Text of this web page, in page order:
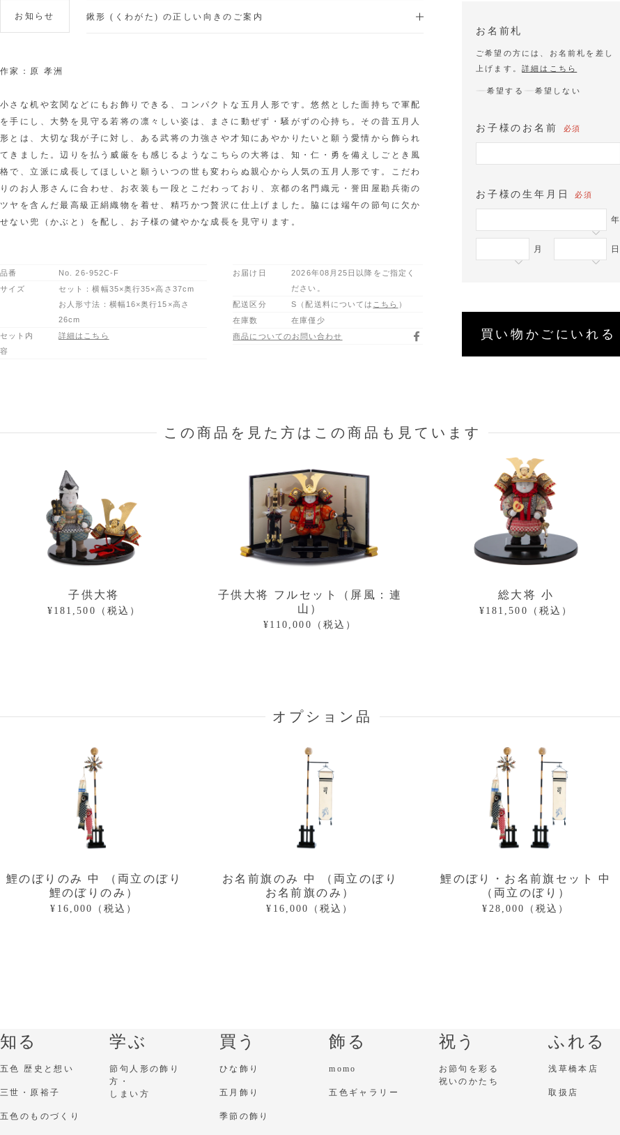
お名前札
ご希望の方には、お名前札を差し
上げます。詳細はこちら
希望する 希望しない
お子様のお名前 必須
お子様の生年月日 必須
年
月 日
買い物かごにいれる
お知らせ 鍬形 (くわがた) の正しい向きのご案内
作家： 原 孝洲
小さな机や玄関などにもお飾りできる、コンパクトな五月人形です。悠然とした面持ちで軍配
を手にし、大勢を見守る若将の凛々しい姿は、まさに動ぜず・騒がずの心持ち。その昔五月人
形とは、大切な我が子に対し、ある武将の力強さや才知にあやかりたいと願う愛情から飾られ
てきました。辺りを払う威厳をも感じるようなこちらの大将は、知・仁・勇を備えしごとき風
格で、立派に成長してほしいと願ういつの世も変わらぬ親心から人気の五月人形です。こだわ
りのお人形さんに合わせ、お衣装も一段とこだわっており、京都の名門織元・誉田屋勘兵衛の
ツヤを含んだ最高級正絹織物を着せ、精巧かつ贅沢に仕上げました。脇には端午の節句に欠か
せない兜（かぶと）を配し、お子様の健やかな成長を見守ります。
品番 No.26-952C-F
サイズ
セット：横幅35×奥行35×高さ37cm
お人形寸法：横幅16×奥行15×高さ
26cm
セット内
容
詳細はこちら
お届け日
2026年08月25日以降をご指定く
ださい。
配送区分
S（配送料については こちら ）
在庫数
在庫僅少
商品についてのお問い合わせ
この商品を見た方はこの商品も見ています
子供大将
¥181,500（税込）
子供大将 フルセット（屏風：連
山）
¥110,000（税込）
総大将 小
¥181,500（税込）
オプション品
鯉のぼりのみ 中 （両立のぼり
鯉のぼりのみ）
¥16,000（税込）
お名前旗のみ 中 （両立のぼり
お名前旗のみ）
¥16,000（税込）
鯉のぼり・お名前旗セット 中
（両立のぼり）
¥28,000（税込）
知る
五色 歴史と想い
三世・原裕子
五色のものづくり
学ぶ
節句人形の飾り
方・
しまい方
買う
ひな飾り
五月飾り
季節の飾り
飾る
momo
五色ギャラリー
祝う
お節句を彩る
祝いのかたち
ふれる
浅草橋本店
取扱店